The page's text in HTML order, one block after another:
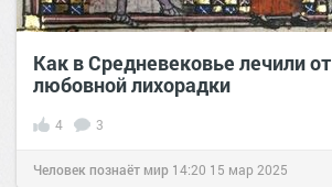
Как в Средневековье лечили от
любовной лихорадки
4 3
Человек познаёт мир 14:20 15 мар 2025